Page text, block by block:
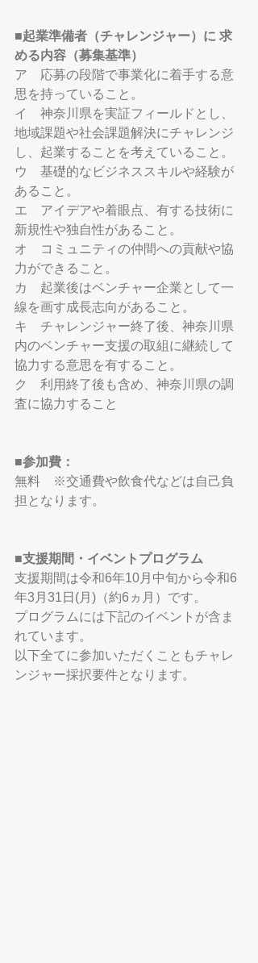
■起業準備者（チャレンジャー）に 求
める内容（募集基準）
ア　応募の段階で事業化に着手する意
思を持っていること。
イ　神奈川県を実証フィールドとし、
地域課題や社会課題解決にチャレンジ
し、起業することを考えていること。
ウ　基礎的なビジネススキルや経験が
あること。
エ　アイデアや着眼点、有する技術に
新規性や独自性があること。
オ　コミュニティの仲間への貢献や協
力ができること。
カ　起業後はベンチャー企業として一
線を画す成長志向があること。
キ　チャレンジャー終了後、神奈川県
内のベンチャー支援の取組に継続して
協力する意思を有すること。
ク　利用終了後も含め、神奈川県の調
査に協力すること
■参加費：
無料　※交通費や飲食代などは自己負
担となります。
■支援期間・イベントプログラム
支援期間は令和6年10月中旬から令和6
年3月31日(月)（約6ヵ月）です。
プログラムには下記のイベントが含ま
れています。
以下全てに参加いただくこともチャレ
ンジャー採択要件となります。